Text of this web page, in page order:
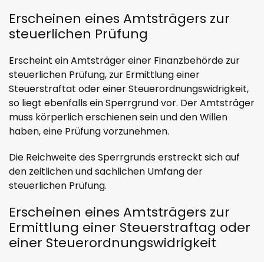
Erscheinen eines Amtsträgers zur
steuerlichen Prüfung
Erscheint ein Amtsträger einer Finanzbehörde zur
steuerlichen Prüfung, zur Ermittlung einer
Steuerstraftat oder einer Steuerordnungswidrigkeit,
so liegt ebenfalls ein Sperrgrund vor. Der Amtsträger
muss körperlich erschienen sein und den Willen
haben, eine Prüfung vorzunehmen.
Die Reichweite des Sperrgrunds erstreckt sich auf
den zeitlichen und sachlichen Umfang der
steuerlichen Prüfung.
Erscheinen eines Amtsträgers zur
Ermittlung einer Steuerstraftag oder
einer Steuerordnungswidrigkeit